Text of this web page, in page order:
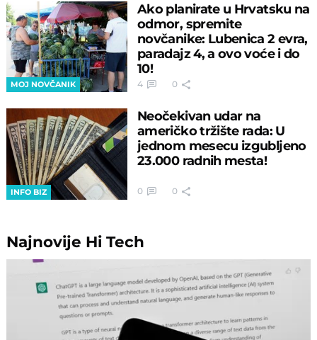
MOJ NOVČANIK
Ako planirate u Hrvatsku na
odmor, spremite
novčanike: Lubenica 2 evra,
paradajz 4, a ovo voće i do
10!
4 0
INFO BIZ
Neočekivan udar na
američko tržište rada: U
jednom mesecu izgubljeno
23.000 radnih mesta!
0 0
Najnovije Hi Tech